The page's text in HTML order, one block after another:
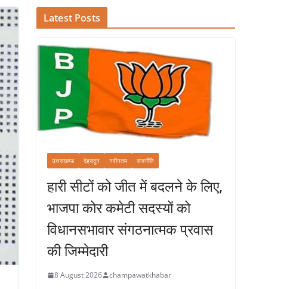
Latest Posts
उत्तराखण्ड देहरादून नवीनतम राजनीति
हारी सीटों को जीत में बदलने के लिए,
भाजपा कोर कमेटी सदस्यों को
विधानसभावार संगठनात्मक प्रवास
की जिम्मेदारी
8 August 2026 champawatkhabar